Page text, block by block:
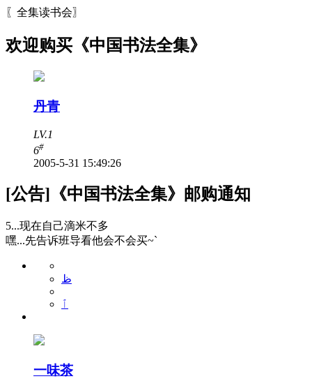
〖全集读书会〗
欢迎购买《中国书法全集》
丹青
LV.1
6#
2005-5-31 15:49:26
[公告]《中国书法全集》邮购通知
5...现在自己滴米不多
嘿...先告诉班导看他会不会买~`
ظ
ٱ
一味茶